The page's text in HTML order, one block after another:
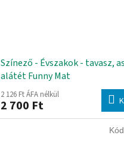
Színező - Évszakok - tavasz,
alátét Funny Mat
2 126 Ft ÁFA nélkül
2 700 Ft